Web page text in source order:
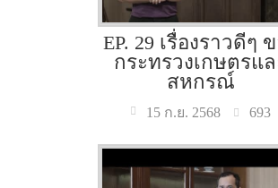
EP. 29 เรื่องราวดีๆ
กระทรวงเกษตรแล
สหกรณ์
15 ก.ย. 2568 693